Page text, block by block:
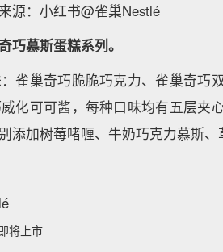
源：小红书@雀巢Nestlé
巧慕斯蛋糕系列。
雀巢奇巧脆脆巧克力、雀巢奇巧
化可可酱，每种口味均有五层夹
添加树莓啫喱、牛奶巧克力慕斯、
将上市